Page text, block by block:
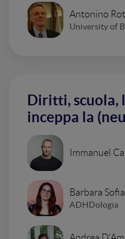
Antonino
University of
Diritti, scuola,
inceppa la
Immanuel
Barbara
ADHDologia